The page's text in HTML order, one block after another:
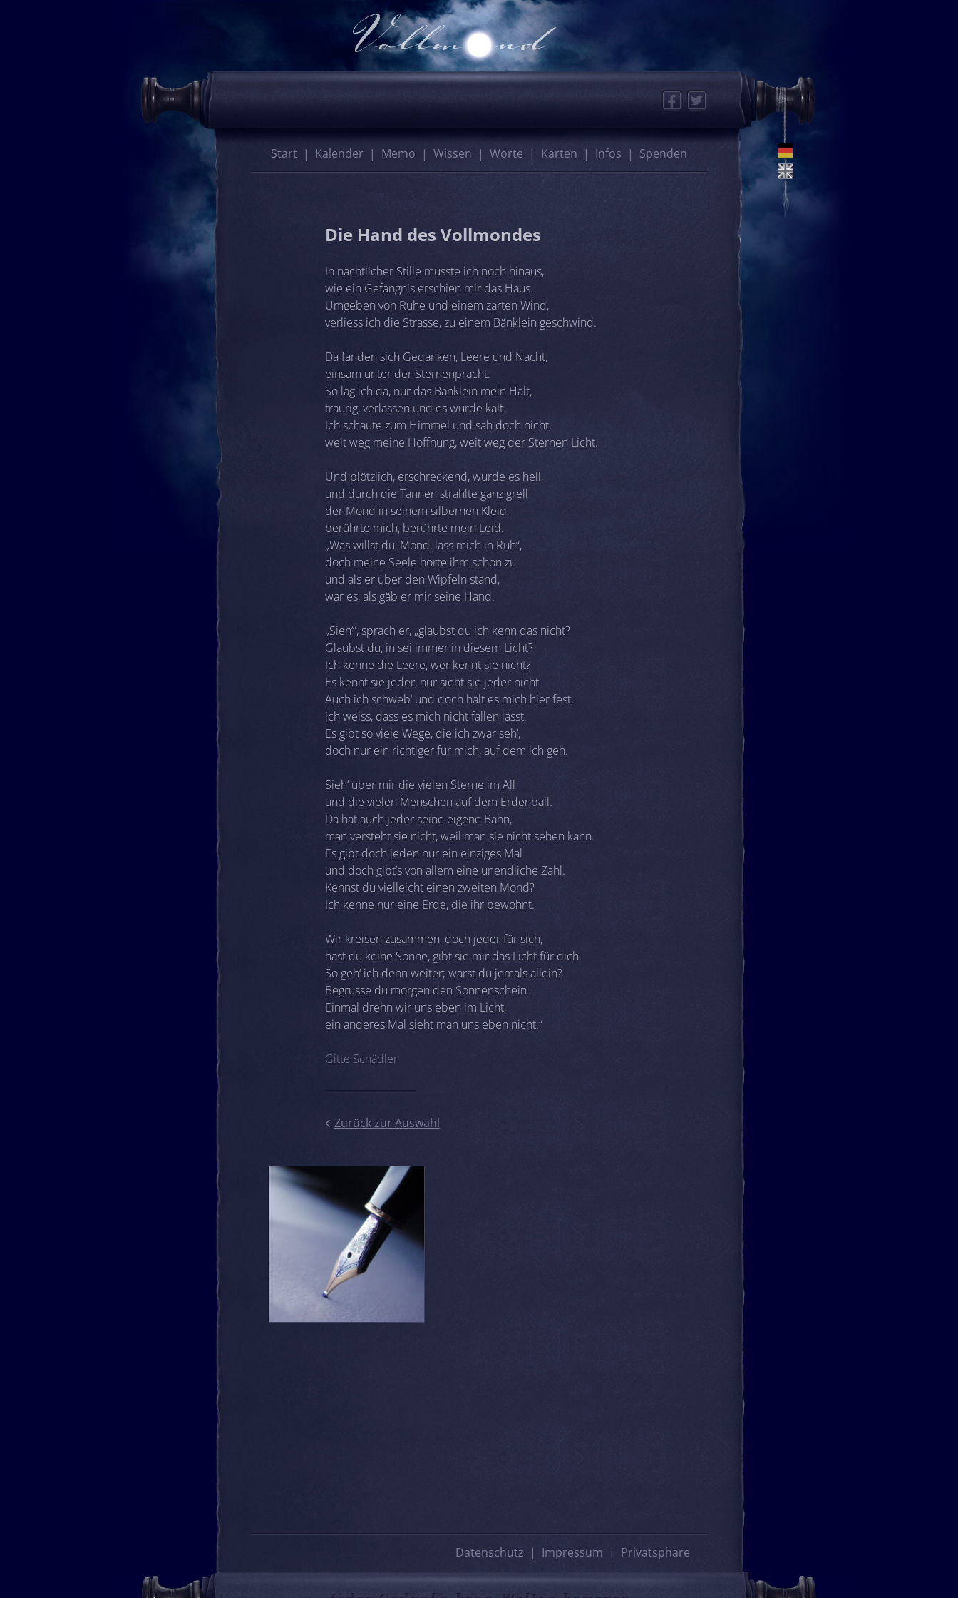
Facebook
Twitter
Start Kalender Memo Wissen Worte Karten Infos Spenden
Die Hand des Vollmondes
In nächtlicher Stille musste ich noch hinaus,
wie ein Gefängnis erschien mir das Haus.
Umgeben von Ruhe und einem zarten Wind,
verliess ich die Strasse, zu einem Bänklein geschwind.
Da fanden sich Gedanken, Leere und Nacht,
einsam unter der Sternenpracht.
So lag ich da, nur das Bänklein mein Halt,
traurig, verlassen und es wurde kalt.
Ich schaute zum Himmel und sah doch nicht,
weit weg meine Hoffnung, weit weg der Sternen Licht.
Und plötzlich, erschreckend, wurde es hell,
und durch die Tannen strahlte ganz grell
der Mond in seinem silbernen Kleid,
berührte mich, berührte mein Leid.
„Was willst du, Mond, lass mich in Ruh“,
doch meine Seele hörte ihm schon zu
und als er über den Wipfeln stand,
war es, als gäb er mir seine Hand.
„Sieh‘“, sprach er, „glaubst du ich kenn das nicht?
Glaubst du, in sei immer in diesem Licht?
Ich kenne die Leere, wer kennt sie nicht?
Es kennt sie jeder, nur sieht sie jeder nicht.
Auch ich schweb‘ und doch hält es mich hier fest,
ich weiss, dass es mich nicht fallen lässt.
Es gibt so viele Wege, die ich zwar seh‘,
doch nur ein richtiger für mich, auf dem ich geh.
Sieh‘ über mir die vielen Sterne im All
und die vielen Menschen auf dem Erdenball.
Da hat auch jeder seine eigene Bahn,
man versteht sie nicht, weil man sie nicht sehen kann.
Es gibt doch jeden nur ein einziges Mal
und doch gibt’s von allem eine unendliche Zahl.
Kennst du vielleicht einen zweiten Mond?
Ich kenne nur eine Erde, die ihr bewohnt.
Wir kreisen zusammen, doch jeder für sich,
hast du keine Sonne, gibt sie mir das Licht für dich.
So geh‘ ich denn weiter; warst du jemals allein?
Begrüsse du morgen den Sonnenschein.
Einmal drehn wir uns eben im Licht,
ein anderes Mal sieht man uns eben nicht.“
Gitte Schädler
Zurück zur Auswahl
Datenschutz Impressum Privatsphäre